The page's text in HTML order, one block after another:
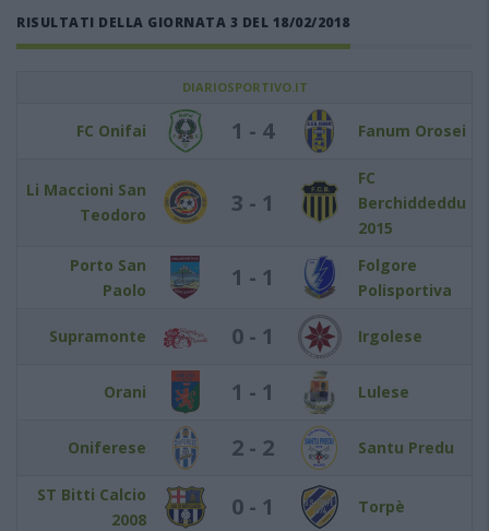
RISULTATI DELLA GIORNATA 3 DEL 18/02/2018
DIARIOSPORTIVO.IT
FC Onifai 1 - 4 Fanum Orosei
Li Maccioni San
Teodoro
3 - 1
FC
Berchiddeddu
2015
Porto San
Paolo
1 - 1
Folgore
Polisportiva
Supramonte 0 - 1 Irgolese
Orani 1 - 1 Lulese
Oniferese 2 - 2 Santu Predu
ST Bitti Calcio
2008
0 - 1 Torpè